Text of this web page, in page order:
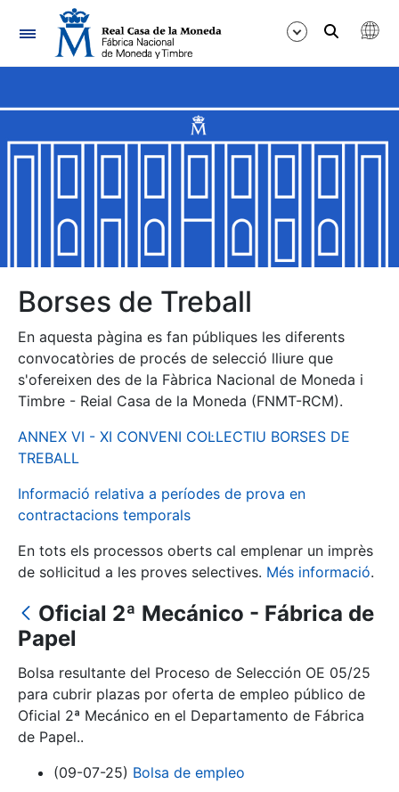
Navegació
Mostra/Amaga
Mostra/Amaga
Mostra/Amaga
Mostra/Amaga
Mostra/Amaga
Mostra/Amaga
Mostra/Amaga
Mostra/Amaga
Borses de Treball
En aquesta pàgina es fan públiques les diferents
convocatòries de procés de selecció lliure que
s'ofereixen des de la Fàbrica Nacional de Moneda i
Timbre - Reial Casa de la Moneda (FNMT-RCM).
ANNEX VI - XI CONVENI COL·LECTIU BORSES DE
TREBALL
Informació relativa a períodes de prova en
contractacions temporals
En tots els processos oberts cal emplenar un imprès
de sol·licitud a les proves selectives. Més informació.
Oficial 2ª Mecánico - Fábrica de
Papel
Bolsa resultante del Proceso de Selección OE 05/25
para cubrir plazas por oferta de empleo público de
Oficial 2ª Mecánico en el Departamento de Fábrica
de Papel..
(09-07-25) Bolsa de empleo